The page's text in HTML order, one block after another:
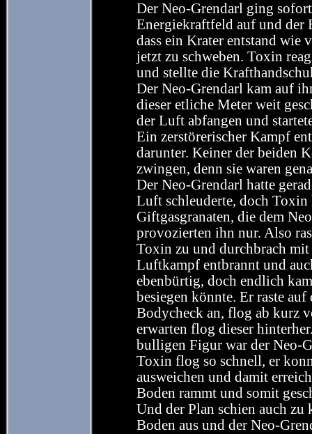
Der Neo-Grendarl ging
Energiekraftfeld auf und der
dass ein Krater entstand wie
jetzt zu schweben. Toxin
und stellte die
Der Neo-Grendarl kam auf
dieser etliche Meter weit
der Luft abfangen und
Ein zerstörerischer Kampf
darunter. Keiner der beiden
zwingen, denn sie waren
Der Neo-Grendarl hatte
Luft schleuderte, doch Toxin
Giftgasgranaten, die dem
provozierten ihn nur. Also
Toxin zu und durchbrach mit
Luftkampf entbrannt und
ebenbürtig, doch endlich
besiegen könnte. Er raste
Bodycheck an, flog ab kurz
erwarten flog dieser
bulligen Figur war der Neo-
Toxin flog so schnell, er
ausweichen und damit
Boden rammt und somit
Und der Plan schien auch
Boden aus und der Neo-